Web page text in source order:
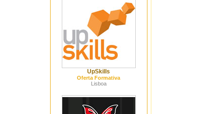
UpSkills
Oferta Formativa
Lisboa